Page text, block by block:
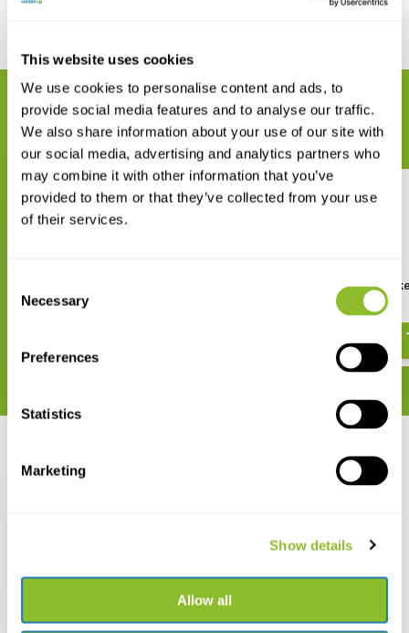
This website uses cookies
We use cookies to personalise content and ads, to
provide social media features and to analyse our traffic.
We also share information about your use of our site with
our social media, advertising and analytics partners who
may combine it with other information that you’ve
provided to them or that they’ve collected from your use
of their services.
Selection
Necessary
Preferences
Statistics
Marketing
Show details
Allow all
GERELATEERDE PRODUCTEN
Maak uw bestelling compleet
Nestkast Koolmees
€ 13,26 € 11,65